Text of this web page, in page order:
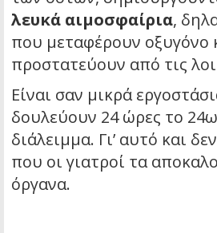
λευκά αιμοσφαίρια,
που μεταφέρουν οξυγόνο
προστατεύουν από τις
Είναι σαν μικρά
δουλεύουν 24 ώρες το
διάλειμμα. Γι’ αυτό και
που οι γιατροί τα
όργανα.